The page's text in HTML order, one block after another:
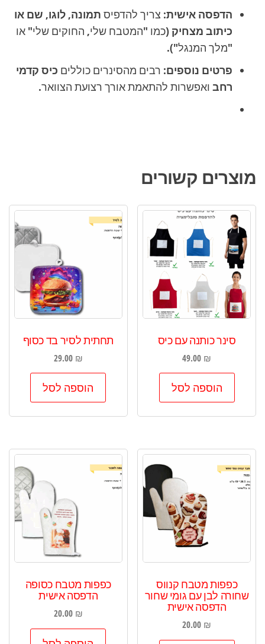
הדפסה אישית: צריך להדפיס תמונה, לוגו, שם או
כיתוב מצחיק (כמו "המטבח שלי, החוקים שלי" או
"מלך המנגל").
פרטים נוספים: רבים מהסינרים כוללים כיס קדמי
רחב ואפשרות להתאמת אורך רצועת הצוואר.
מוצרים קשורים
סינר כותנה עם כיס
49.00 ₪
הוספה לסל
תחתית לסיר בד כסוף
29.00 ₪
הוספה לסל
כפפות מטבח קנווס
שחורה לבן עם גומי שחור
הדפסה אישית
20.00 ₪
כפפות מטבח כסופה
הדפסה אישית
20.00 ₪